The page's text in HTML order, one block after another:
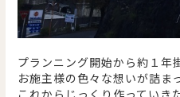
プランニング開始から約１年
お施主様の色々な想いが詰ま